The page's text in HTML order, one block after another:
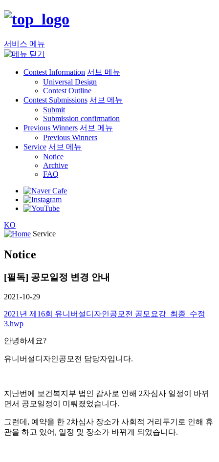
서비스 메뉴
Contest Information 서브 메뉴
Universal Design
Contest Outline
Contest Submissions 서브 메뉴
Submit
Submission confirmation
Previous Winners 서브 메뉴
Previous Winners
Service 서브 메뉴
Notice
Archive
FAQ
KO
Service
Notice
[필독] 공모일정 변경 안내
2021-10-29
2021년 제16회 유니버설디자인공모전 공모요강_최종_수정
3.hwp
안녕하세요?
유니버설디자인공모전 담당자입니다.
지난번에 보건복지부 법인 감사로 인해 2차심사 일정이 바뀌
면서 공모일정이 미뤄졌었습니다.
그런데, 예약을 한 2차심사 장소가 사회적 거리두기로 인해 휴
관을 하고 있어, 일정 및 장소가 바뀌게 되었습니다.